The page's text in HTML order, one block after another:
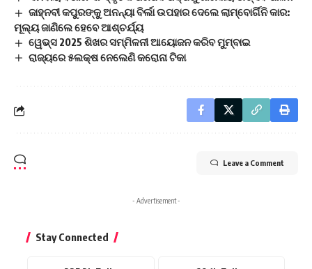
ଜାହ୍ନବୀ କପୁରଙ୍କୁ ଅନନ୍ୟା ବିର୍ଲା ଉପହାର ଦେଲେ ଲାମ୍ବୋର୍ଗିନି କାର:
ମୂଲ୍ୟ ଜାଣିଲେ ହେବେ ଆଶ୍ଚର୍ଯ୍ୟ
ୱେଭ୍ସ 2025 ଶିଖର ସମ୍ମିଳନୀ ଆୟୋଜନ କରିବ ମୁମ୍ବାଇ
ରାଜ୍ୟରେ ୫ଲକ୍ଷ ନେଲେଣି କରୋନା ଟିକା
Leave a Comment
- Advertisement -
Stay Connected